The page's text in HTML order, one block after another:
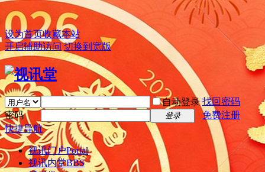
设为首页收藏本站
开启辅助访问 切换到宽版
自动登录 找回密码
密码
登录
免费注册
快捷导航
视讯门户Portal
视讯内堂BBS